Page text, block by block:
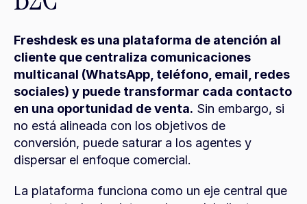
Freshdesk es una plataforma de atención al
cliente que centraliza comunicaciones
multicanal (WhatsApp, teléfono, email, redes
sociales) y puede transformar cada contacto
en una oportunidad de venta. Sin embargo, si
no está alineada con los objetivos de
conversión, puede saturar a los agentes y
dispersar el enfoque comercial.
La plataforma funciona como un eje central que